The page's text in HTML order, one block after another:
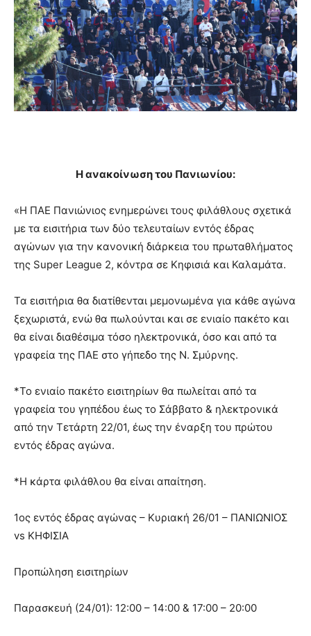
Η ανακοίνωση του Πανιωνίου:
«Η ΠΑΕ Πανιώνιος ενημερώνει τους φιλάθλους σχετικά
με τα εισιτήρια των δύο τελευταίων εντός έδρας
αγώνων για την κανονική διάρκεια του πρωταθλήματος
της Super League 2, κόντρα σε Κηφισιά και Καλαμάτα.
Τα εισιτήρια θα διατίθενται μεμονωμένα για κάθε αγώνα
ξεχωριστά, ενώ θα πωλούνται και σε ενιαίο πακέτο και
θα είναι διαθέσιμα τόσο ηλεκτρονικά, όσο και από τα
γραφεία της ΠΑΕ στο γήπεδο της Ν. Σμύρνης.
*Το ενιαίο πακέτο εισιτηρίων θα πωλείται από τα
γραφεία του γηπέδου έως το Σάββατο & ηλεκτρονικά
από την Τετάρτη 22/01, έως την έναρξη του πρώτου
εντός έδρας αγώνα.
*Η κάρτα φιλάθλου θα είναι απαίτηση.
1ος εντός έδρας αγώνας – Κυριακή 26/01 – ΠΑΝΙΩΝΙΟΣ
vs ΚΗΦΙΣΙΑ
Προπώληση εισιτηρίων
Παρασκευή (24/01): 12:00 – 14:00 & 17:00 – 20:00